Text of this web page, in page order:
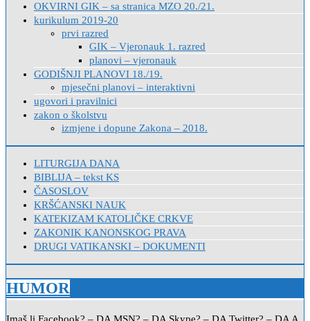
OKVIRNI GIK – sa stranica MZO 20./21.
kurikulum 2019-20
prvi razred
GIK – Vjeronauk 1. razred
planovi – vjeronauk
GODIŠNJI PLANOVI 18./19.
mjesečni planovi – interaktivni
ugovori i pravilnici
zakon o školstvu
izmjene i dopune Zakona – 2018.
LITURGIJA DANA
BIBLIJA – tekst KS
ČASOSLOV
KRŠĆANSKI NAUK
KATEKIZAM KATOLIČKE CRKVE
ZAKONIK KANONSKOG PRAVA
DRUGI VATIKANSKI – DOKUMENTI
HUMOR